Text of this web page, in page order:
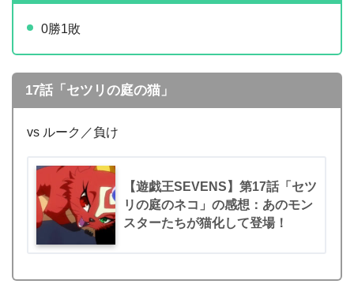
0勝1敗
17話「セツリの庭の猫」
vs ルーク／負け
【遊戯王SEVENS】第17話「セツ
リの庭のネコ」の感想：あのモン
スターたちが猫化して登場！